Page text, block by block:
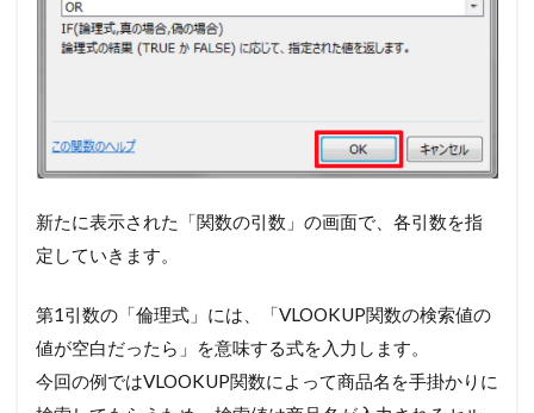
新たに表示された「関数の引数」の画面で、各引数を指
定していきます。
第1引数の「倫理式」には、「VLOOKUP関数の検索値の
値が空白だったら」を意味する式を入力します。
今回の例ではVLOOKUP関数によって商品名を手掛かりに